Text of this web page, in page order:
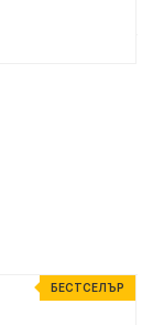
БЕСТСЕЛЪР